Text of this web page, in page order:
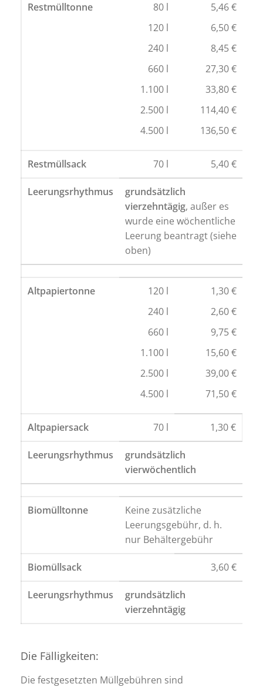
Restmülltonne
80 l
120 l
240 l
660 l
1.100 l
2.500 l
4.500 l
5,46 €
6,50 €
8,45 €
27,30 €
33,80 €
114,40 €
136,50 €
Restmüllsack 70 l 5,40 €
Leerungsrhythmus
grundsätzlich
vierzehntägig, außer es
wurde eine wöchentliche
Leerung beantragt (siehe
oben)
Altpapiertonne
120 l
240 l
660 l
1.100 l
2.500 l
4.500 l
1,30 €
2,60 €
9,75 €
15,60 €
39,00 €
71,50 €
Altpapiersack 70 l 1,30 €
Leerungsrhythmus
grundsätzlich
vierwöchentlich
Biomülltonne
Keine zusätzliche
Leerungsgebühr, d. h.
nur Behältergebühr
Biomüllsack 3,60 €
Leerungsrhythmus
grundsätzlich
vierzehntägig
Die Fälligkeiten:
Die festgesetzten Müllgebühren sind